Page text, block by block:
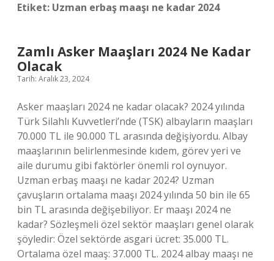
Etiket: Uzman erbaş maaşı ne kadar 2024
Zamlı Asker Maaşları 2024 Ne Kadar
Olacak
Tarih: Aralık 23, 2024
Asker maaşları 2024 ne kadar olacak? 2024 yılında
Türk Silahlı Kuvvetleri’nde (TSK) albayların maaşları
70.000 TL ile 90.000 TL arasında değişiyordu. Albay
maaşlarının belirlenmesinde kıdem, görev yeri ve
aile durumu gibi faktörler önemli rol oynuyor.
Uzman erbaş maaşı ne kadar 2024? Uzman
çavuşların ortalama maaşı 2024 yılında 50 bin ile 65
bin TL arasında değişebiliyor. Er maaşı 2024 ne
kadar? Sözleşmeli özel sektör maaşları genel olarak
şöyledir: Özel sektörde asgari ücret: 35.000 TL.
Ortalama özel maaş: 37.000 TL. 2024 albay maaşı ne